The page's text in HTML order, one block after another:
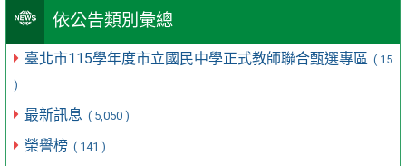
依公告類別彙總
臺北市115學年度市立國民中學正式教師聯合甄選專區 ( 15
)
最新訊息 ( 5,050 )
榮譽榜 ( 141 )